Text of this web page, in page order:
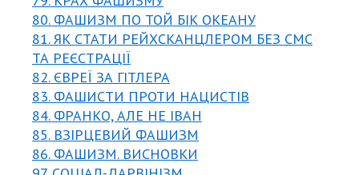
80. ФАШИЗМ ПО ТОЙ БІК ОКЕАНУ
81. ЯК СТАТИ РЕЙХСКАНЦЛЕРОМ БЕЗ СМС
ТА РЕЄСТРАЦІЇ
82. ЄВРЕЇ ЗА ГІТЛЕРА
83. ФАШИСТИ ПРОТИ НАЦИСТІВ
84. ФРАНКО, АЛЕ НЕ ІВАН
85. ВЗІРЦЕВИЙ ФАШИЗМ
86. ФАШИЗМ. ВИСНОВКИ